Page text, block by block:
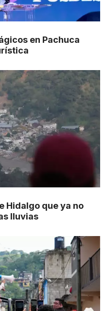
en Pachuca
Hidalgo que ya no
lluvias